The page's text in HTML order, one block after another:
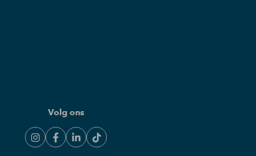
Volg ons